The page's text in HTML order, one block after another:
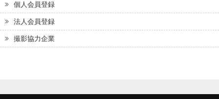
個人会員登録
法人会員登録
撮影協力企業